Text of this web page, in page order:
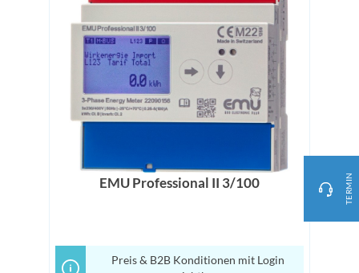
TERMIN
EMU Professional II 3/100
Preis & B2B Konditionen mit Login